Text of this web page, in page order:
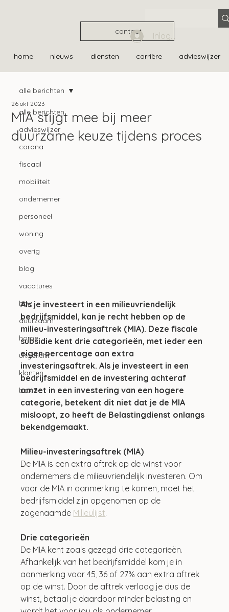
contact
home nieuws diensten carrière advieswijzer
Inloggen
alle berichten
advieswijzer
corona
fiscaal
mobiliteit
ondernemer
personeel
woning
overig
blog
vacatures
btw
duurzaam
home
uitgelicht
klanten
box 3
alle berichten
MIA stijgt mee bij meer
duurzame keuze tijdens proces
26 okt 2023
Als je investeert in een milieuvriendelijk
bedrijfsmiddel, kan je recht hebben op de
milieu-investeringsaftrek (MIA). Deze fiscale
subsidie kent drie categorieën, met ieder een
eigen percentage aan extra
investeringsaftrek. Als je investeert in een
bedrijfsmiddel en de investering achteraf
omzet in een investering van een hogere
categorie, betekent dit niet dat je de MIA
misloopt, zo heeft de Belastingdienst onlangs
bekendgemaakt.
Milieu-investeringsaftrek (MIA)
De MIA is een extra aftrek op de winst voor
ondernemers die milieuvriendelijk investeren. Om
voor de MIA in aanmerking te komen, moet het
bedrijfsmiddel zijn opgenomen op de
zogenaamde Milieulijst.
Drie categorieën
De MIA kent zoals gezegd drie categorieën.
Afhankelijk van het bedrijfsmiddel kom je in
aanmerking voor 45, 36 of 27% aan extra aftrek
op de winst. Door de aftrek verlaag je dus de
winst, betaal je daardoor minder belasting en